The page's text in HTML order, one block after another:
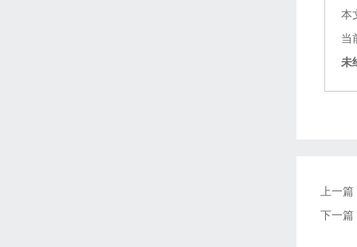
本
当
未
上一篇
下一篇